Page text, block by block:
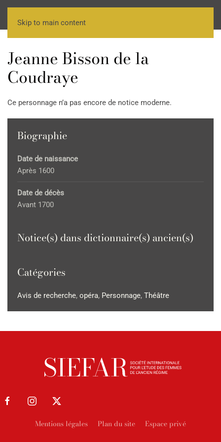
Skip to main content
Jeanne Bisson de la
Coudraye
Ce personnage n’a pas encore de notice moderne.
Biographie
Date de naissance
Après 1600
Date de décès
Avant 1700
Notice(s) dans dictionnaire(s) ancien(s)
Catégories
Avis de recherche, opéra, Personnage, Théâtre
Mentions légales Plan du site Espace privé